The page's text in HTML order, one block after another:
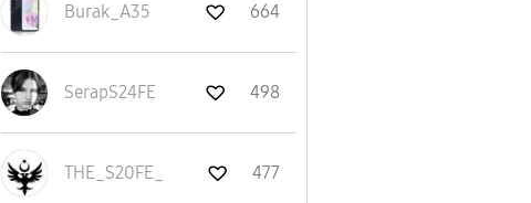
Burak_A35 664
SerapS24FE 498
THE_S20FE_ 477